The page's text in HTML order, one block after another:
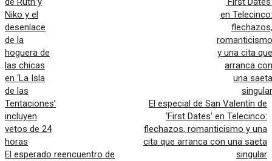
El esperado reencuentro de
El especial de San Valentín de
‘First Dates’ en Telecinco:
flechazos, romanticismo y una
cita que arranca con una saeta
singular